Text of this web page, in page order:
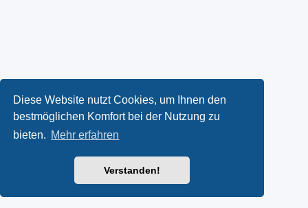
Diese Website nutzt Cookies, um Ihnen den
bestmöglichen Komfort bei der Nutzung zu
bieten. Mehr erfahren
Verstanden!